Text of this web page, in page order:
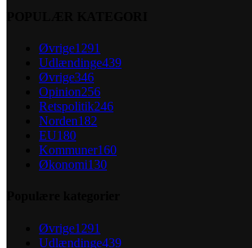
Øvrige1291
Udlændinge439
Øvrige346
Opinion256
Retspolitik246
Norden182
EU180
Kommuner160
Økonomi130
Øvrige1291
Udlændinge439